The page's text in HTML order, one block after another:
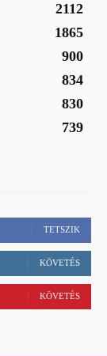
2112
1865
900
834
830
739
TETSZIK
KÖVETÉS
KÖVETÉS